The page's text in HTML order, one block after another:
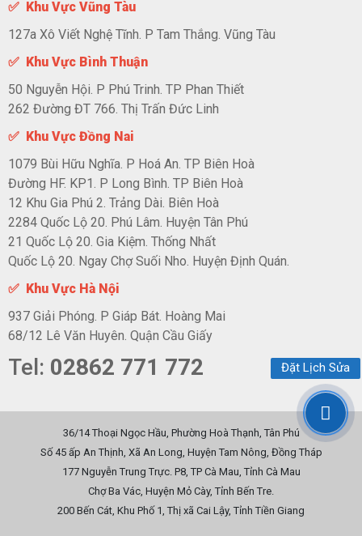
✅ Khu Vực Vũng Tàu
127a Xô Viết Nghệ Tĩnh. P Tam Thắng. Vũng Tàu
✅ Khu Vực Bình Thuận
50 Nguyễn Hội. P Phú Trinh. TP Phan Thiết
262 Đường ĐT 766. Thị Trấn Đức Linh
✅ Khu Vực Đồng Nai
1079 Bùi Hữu Nghĩa. P Hoá An. TP Biên Hoà
Đường HF. KP1. P Long Bình. TP Biên Hoà
12 Khu Gia Phú 2. Trảng Dài. Biên Hoà
2284 Quốc Lộ 20. Phú Lâm. Huyện Tân Phú
21 Quốc Lộ 20. Gia Kiệm. Thống Nhất
Quốc Lộ 20. Ngay Chợ Suối Nho. Huyện Định Quán.
✅ Khu Vực Hà Nội
937 Giải Phóng. P Giáp Bát. Hoàng Mai
68/12 Lê Văn Huyên. Quận Cầu Giấy
Tel: 02862 771 772
36/14 Thoại Ngọc Hầu, Phường Hoà Thạnh, Tân Phú
Số 45 ấp An Thịnh, Xã An Long, Huyện Tam Nông, Đồng Tháp
177 Nguyễn Trung Trực. P8, TP Cà Mau, Tỉnh Cà Mau
Chợ Ba Vác, Huyện Mỏ Cày, Tỉnh Bến Tre.
200 Bến Cát, Khu Phố 1, Thị xã Cai Lậy, Tỉnh Tiền Giang
Đặt Lịch Sửa